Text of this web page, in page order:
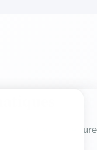
de couverture